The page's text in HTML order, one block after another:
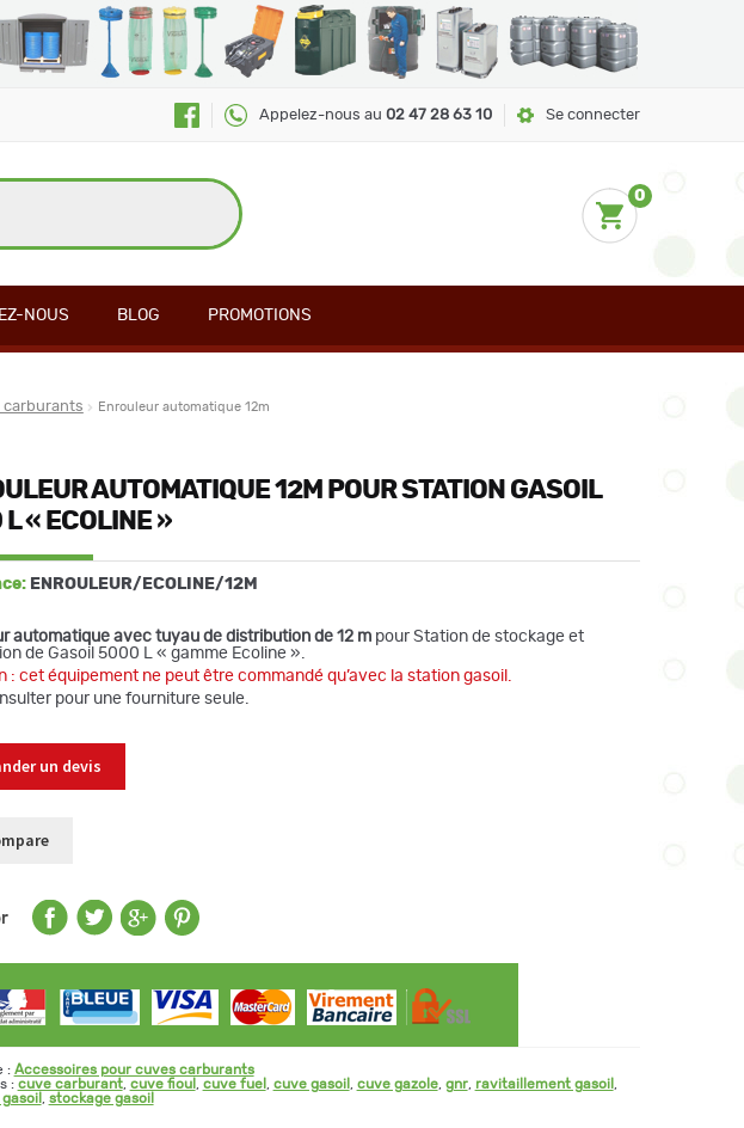
Appelez-nous au 02 47 28 63 10 Se connecter
0
NOUS BLOG PROMOTIONS
carburants
Enrouleur automatique 12m
AUTOMATIQUE 12M POUR STATION GASOIL
« ECOLINE »
ENROULEUR/ECOLINE/12M
automatique avec tuyau de distribution de 12 m pour Station de stockage et
de Gasoil 5000 L « gamme Ecoline ».
: cet équipement ne peut être commandé qu’avec la station gasoil.
pour une fourniture seule.
un devis
: Accessoires pour cuves carburants
: cuve carburant, cuve fioul , cuve fuel , cuve gasoil , cuve gazole, gnr, ravitaillement gasoil ,
, stockage gasoil